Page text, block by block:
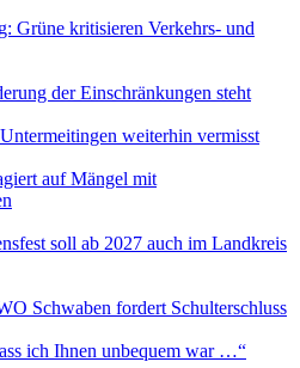
Grüne kritisieren Verkehrs- und
der Einschränkungen steht
weiterhin vermisst
auf Mängel mit
soll ab 2027 auch im Land­kreis
Schwaben fordert Schulterschluss
ich Ihnen unbequem war …“